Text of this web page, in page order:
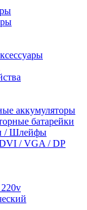
аккумуляторы
батарейки
/ Шлейфы
/ VGA / DP